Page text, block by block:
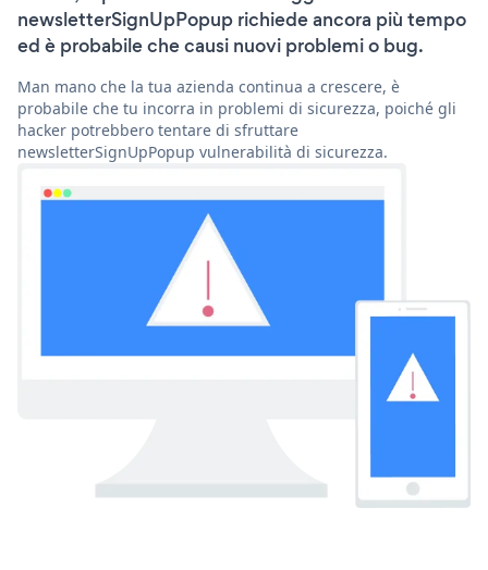
newsletterSignUpPopup richiede ancora più tempo
ed è probabile che causi nuovi problemi o bug.
Man mano che la tua azienda continua a crescere, è
probabile che tu incorra in problemi di sicurezza, poiché gli
hacker potrebbero tentare di sfruttare
newsletterSignUpPopup vulnerabilità di sicurezza.